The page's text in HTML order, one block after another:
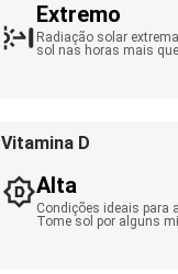
Extremo
Radiação solar
sol nas horas mais
Vitamina D
Alta
Condições ideais para
Tome sol por alguns